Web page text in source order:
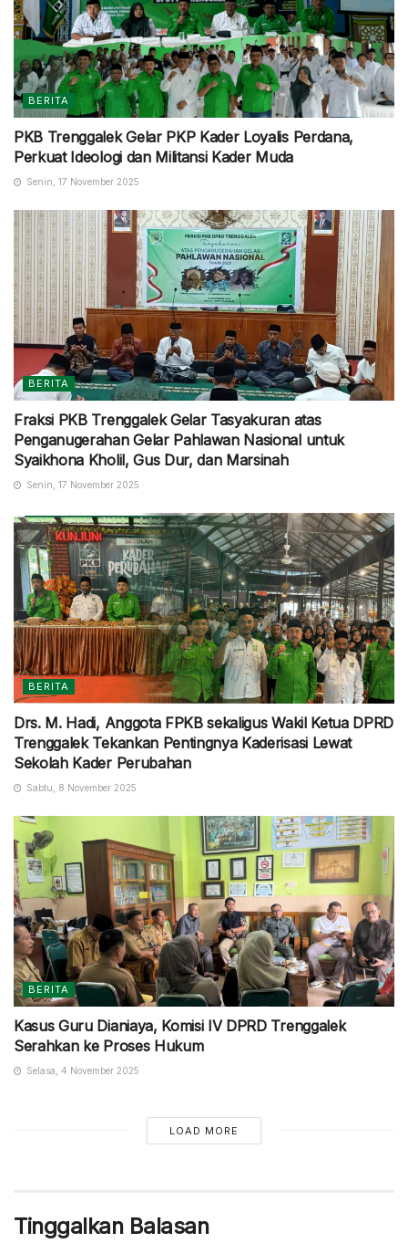
BERITA
PKB Trenggalek Gelar PKP Kader Loyalis Perdana,
Perkuat Ideologi dan Militansi Kader Muda
Senin, 17 November 2025
BERITA
Fraksi PKB Trenggalek Gelar Tasyakuran atas
Penganugerahan Gelar Pahlawan Nasional untuk
Syaikhona Kholil, Gus Dur, dan Marsinah
Senin, 17 November 2025
BERITA
Drs. M. Hadi, Anggota FPKB sekaligus Wakil Ketua DPRD
Trenggalek Tekankan Pentingnya Kaderisasi Lewat
Sekolah Kader Perubahan
Sabtu, 8 November 2025
BERITA
Kasus Guru Dianiaya, Komisi IV DPRD Trenggalek
Serahkan ke Proses Hukum
Selasa, 4 November 2025
LOAD MORE
Tinggalkan Balasan